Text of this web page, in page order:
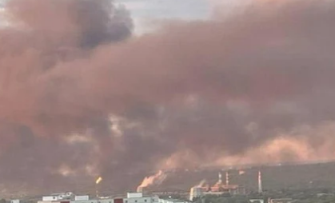
беспилотную опасность, во время которой,
завод. Он принадлежит к одному из
области Роман Бусаргин.
что повреждения могли испытать объекты
словам, нет.
на которых виден столб дыма, поднимающийся